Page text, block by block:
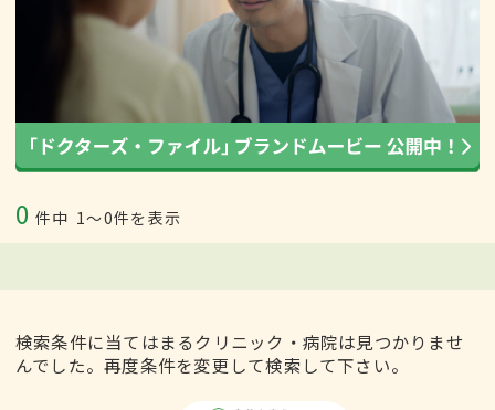
0 件中 1〜0件を表示
検索条件に当てはまるクリニック・病院は見つかりませ
んでした。再度条件を変更して検索して下さい。